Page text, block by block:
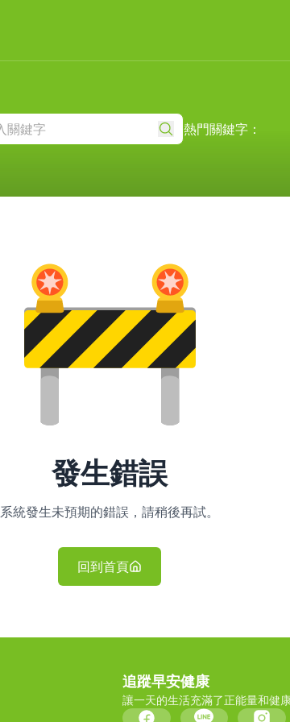
熱門關鍵字：
發生錯誤
系統發生未預期的錯誤，請稍後再試。
回到首頁
追蹤早安健康
讓一天的生活充滿了正能量和健